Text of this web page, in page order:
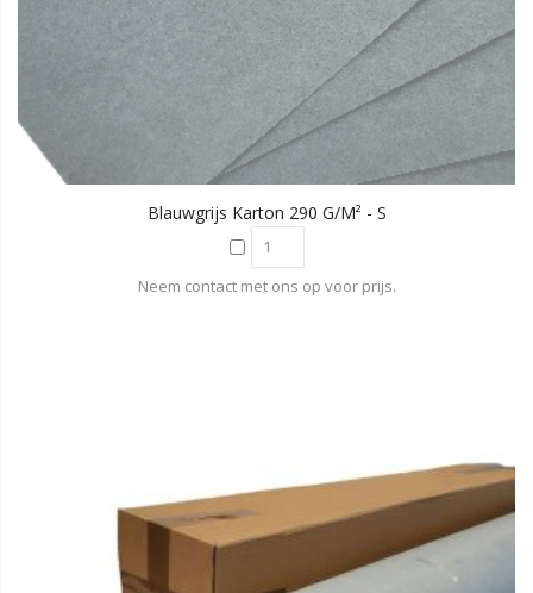
Blauwgrijs Karton 290 G/m² - S
Neem contact met ons op voor prijs.